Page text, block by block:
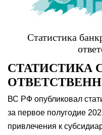
Статистика
СТАТИСТИКА
ВС РФ опубликовал
за первое полугодие
привлечения к